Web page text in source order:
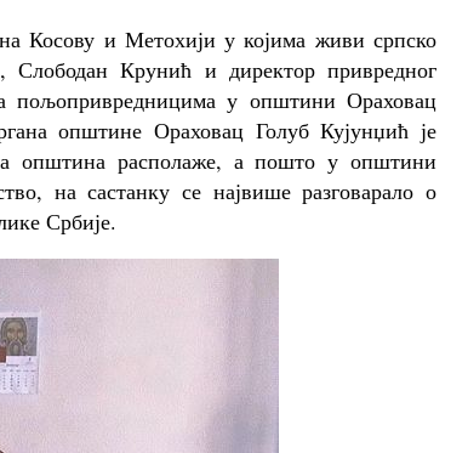
Косову и Метохији у којима живи српско
Слободан Крунић и директор привредног
пољопривредницима у општини Ораховац
општине Ораховац Голуб Кујунџић је
општина располаже, а пошто у општини
на састанку се највише разговарало о
Србије.